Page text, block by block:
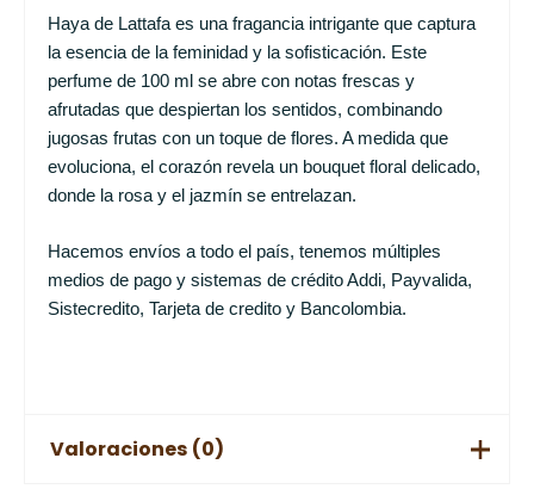
Haya de Lattafa es una fragancia intrigante que captura
la esencia de la feminidad y la sofisticación. Este
perfume de 100 ml se abre con notas frescas y
afrutadas que despiertan los sentidos, combinando
jugosas frutas con un toque de flores. A medida que
evoluciona, el corazón revela un bouquet floral delicado,
donde la rosa y el jazmín se entrelazan.
Hacemos envíos a todo el país, tenemos múltiples
medios de pago y sistemas de crédito Addi, Payvalida,
Sistecredito, Tarjeta de credito y Bancolombia.
Valoraciones (0)